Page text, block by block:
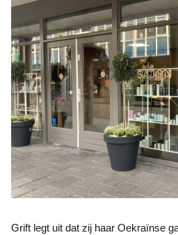
Grift legt uit dat zij haar Oekraïnse gasten heel graag “een me-